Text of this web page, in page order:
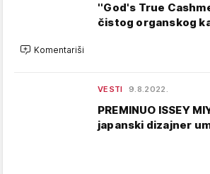
''God's True
čistog organskog
Komentariši
VESTI 9.8.2022.
PREMINUO ISSEY
japanski dizajner